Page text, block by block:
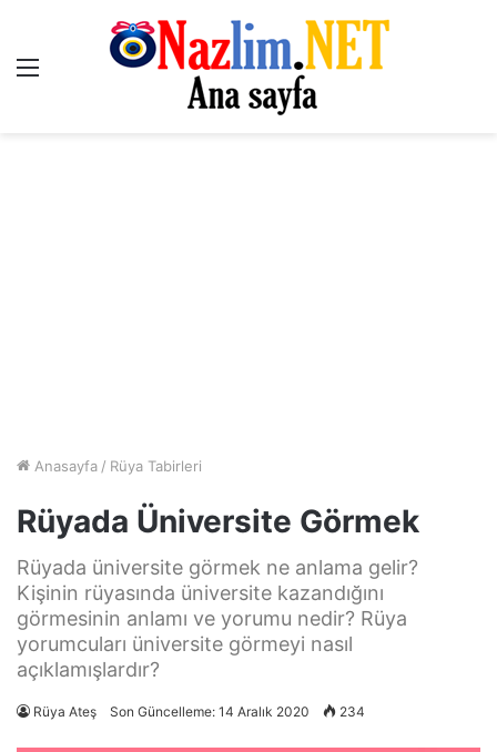
Menü
Anasayfa / Rüya Tabirleri
Rüyada Üniversite Görmek
Rüyada üniversite görmek ne anlama gelir?
Kişinin rüyasında üniversite kazandığını
görmesinin anlamı ve yorumu nedir? Rüya
yorumcuları üniversite görmeyi nasıl
açıklamışlardır?
Rüya Ateş Son Güncelleme: 14 Aralık 2020 234